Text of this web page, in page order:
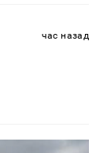
час назад